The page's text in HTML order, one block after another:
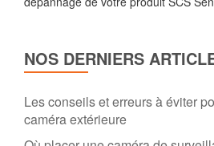
NOS DERNIERS
Les conseils et erreurs à éviter
caméra extérieure